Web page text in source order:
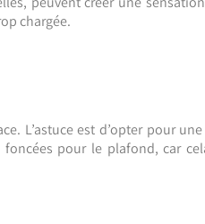
chargée.
L’astuce est d’opter pour
foncées pour le plafond, car